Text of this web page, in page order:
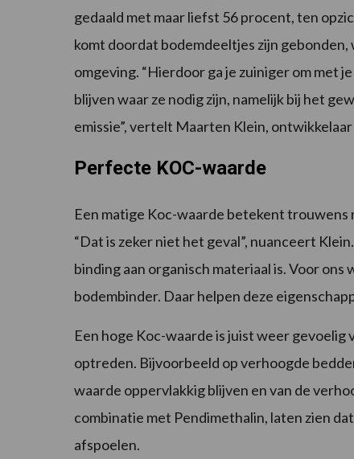
gedaald met maar liefst 56 procent, ten
komt doordat bodemdeeltjes zijn
omgeving. “Hierdoor ga je zuiniger om met
blijven waar ze nodig zijn, namelijk bij het
emissie”, vertelt Maarten Klein,
Perfecte KOC-waarde
Een matige Koc-waarde betekent trouwens
“Dat is zeker niet het geval”, nuanceert
binding aan organisch materiaal is. Voor
bodembinder. Daar helpen deze
Een hoge Koc-waarde is juist weer
optreden. Bijvoorbeeld op verhoogde
waarde oppervlakkig blijven en van de
combinatie met Pendimethalin, laten zien
afspoelen.